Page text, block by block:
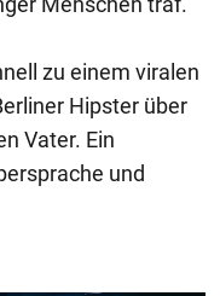
zu einem viralen
Hipster über
Vater. Ein
und